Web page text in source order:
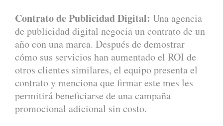
Contrato de Publicidad Digital: Una agencia
de publicidad digital negocia un contrato de un
año con una marca. Después de demostrar
cómo sus servicios han aumentado el ROI de
otros clientes similares, el equipo presenta el
contrato y menciona que firmar este mes les
permitirá beneficiarse de una campaña
promocional adicional sin costo.